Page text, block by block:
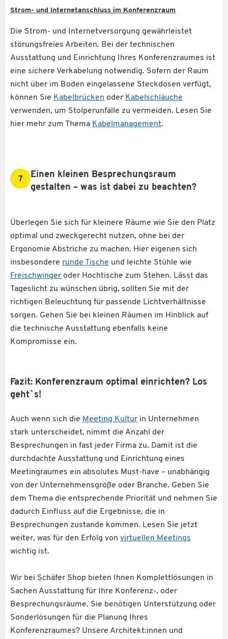
Strom- und Internetanschluss im Konferenzraum
Die Strom- und Internetversorgung gewährleistet
störungsfreies Arbeiten. Bei der technischen
Ausstattung und Einrichtung Ihres Konferenzraumes ist
eine sichere Verkabelung notwendig. Sofern der Raum
nicht über im Boden eingelassene Steckdosen verfügt,
können Sie Kabelbrücken oder Kabelschläuche
verwenden, um Stolperunfälle zu vermeiden. Lesen Sie
hier mehr zum Thema Kabelmanagement.
7
Einen kleinen Besprechungsraum
gestalten – was ist dabei zu beachten?
Überlegen Sie sich für kleinere Räume wie Sie den Platz
optimal und zweckgerecht nutzen, ohne bei der
Ergonomie Abstriche zu machen. Hier eigenen sich
insbesondere runde Tische und leichte Stühle wie
Freischwinger oder Hochtische zum Stehen. Lässt das
Tageslicht zu wünschen übrig, sollten Sie mit der
richtigen Beleuchtung für passende Lichtverhältnisse
sorgen. Gehen Sie bei kleinen Räumen im Hinblick auf
die technische Ausstattung ebenfalls keine
Kompromisse ein.
Fazit: Konferenzraum optimal einrichten? Los
geht`s!
Auch wenn sich die Meeting Kultur in Unternehmen
stark unterscheidet, nimmt die Anzahl der
Besprechungen in fast jeder Firma zu. Damit ist die
durchdachte Ausstattung und Einrichtung eines
Meetingraumes ein absolutes Must-have – unabhängig
von der Unternehmensgröße oder Branche. Geben Sie
dem Thema die entsprechende Priorität und nehmen Sie
dadurch Einfluss auf die Ergebnisse, die in
Besprechungen zustande kommen. Lesen Sie jetzt
weiter, was für den Erfolg von virtuellen Meetings
wichtig ist.
Wir bei Schäfer Shop bieten Ihnen Komplettlösungen in
Sachen Ausstattung für Ihre Konferenz-, oder
Besprechungsräume. Sie benötigen Unterstützung oder
Sonderlösungen für die Planung Ihres
Konferenzraumes? Unsere Architekt:innen und